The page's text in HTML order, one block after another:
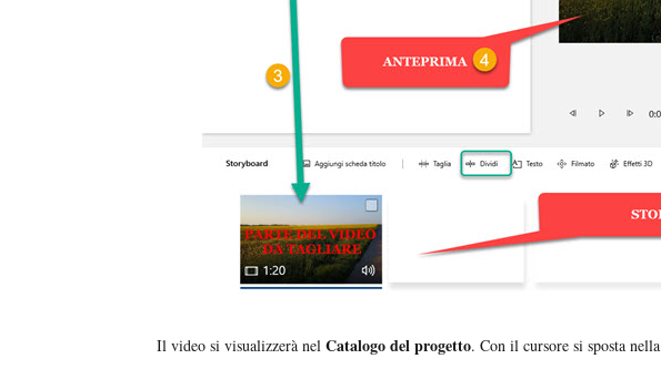
Il video si visualizzerà nel Catalogo del progetto. Con il cursore si sposta nella